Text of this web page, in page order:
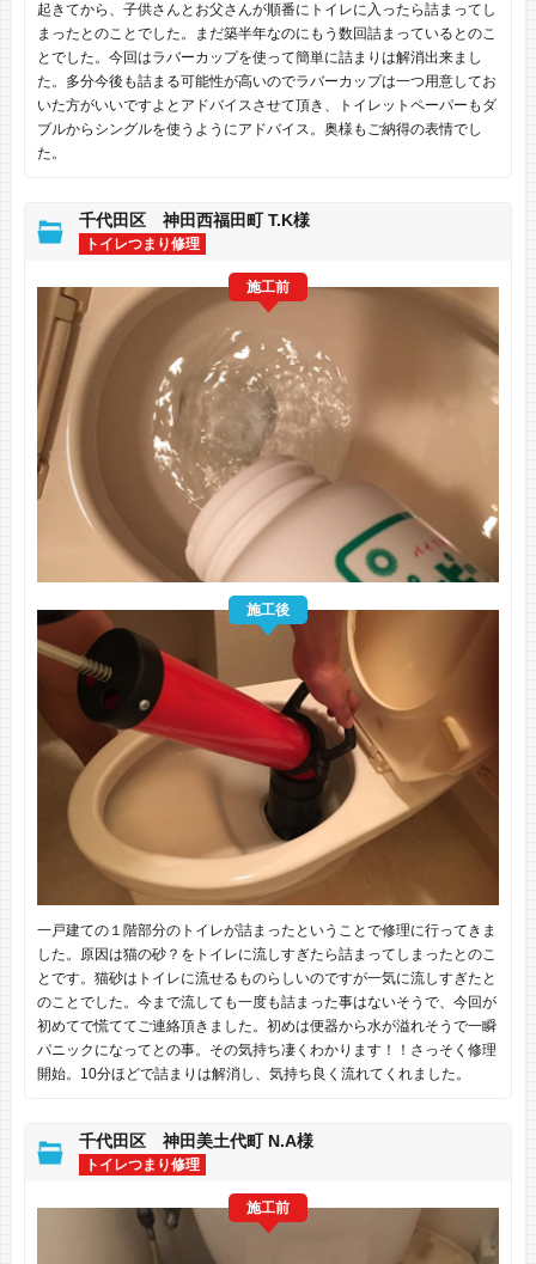
起きてから、子供さんとお父さんが順番にトイレに入ったら詰まってし
まったとのことでした。まだ築半年なのにもう数回詰まっているとのこ
とでした。今回はラバーカップを使って簡単に詰まりは解消出来まし
た。多分今後も詰まる可能性が高いのでラバーカップは一つ用意してお
いた方がいいですよとアドバイスさせて頂き、トイレットペーパーもダ
ブルからシングルを使うようにアドバイス。奥様もご納得の表情でし
た。
千代田区 神田西福田町 T.K様
トイレつまり修理
施工前
施工後
一戸建ての１階部分のトイレが詰まったということで修理に行ってきま
した。原因は猫の砂？をトイレに流しすぎたら詰まってしまったとのこ
とです。猫砂はトイレに流せるものらしいのですが一気に流しすぎたと
のことでした。今まで流しても一度も詰まった事はないそうで、今回が
初めてで慌ててご連絡頂きました。初めは便器から水が溢れそうで一瞬
パニックになってとの事。その気持ち凄くわかります！！さっそく修理
開始。10分ほどで詰まりは解消し、気持ち良く流れてくれました。
千代田区 神田美土代町 N.A様
トイレつまり修理
施工前